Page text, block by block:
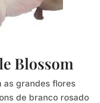
Blossom
as grandes flores
de branco rosado